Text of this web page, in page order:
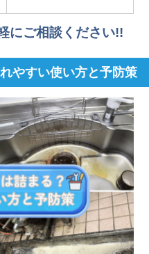
にご相談ください!!
やすい使い方と予防策